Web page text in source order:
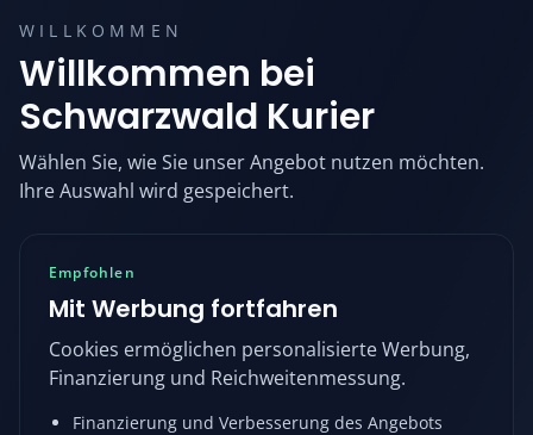
WILLKOMMEN
Willkommen bei
Schwarzwald Kurier
Wählen Sie, wie Sie unser Angebot nutzen möchten.
Ihre Auswahl wird gespeichert.
Empfohlen
Mit Werbung fortfahren
Cookies ermöglichen personalisierte Werbung,
Finanzierung und Reichweitenmessung.
Finanzierung und Verbesserung des Angebots